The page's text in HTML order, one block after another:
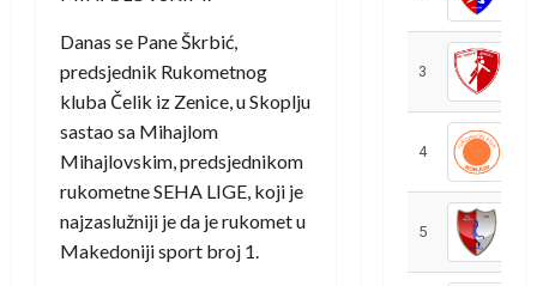
Danas se Pane Škrbić,
predsjednik Rukometnog
kluba Čelik iz Zenice, u Skoplju
sastao sa Mihajlom
Mihajlovskim, predsjednikom
rukometne SEHA LIGE, koji je
najzaslužniji je da je rukomet u
Makedoniji sport broj 1.
3
4
5